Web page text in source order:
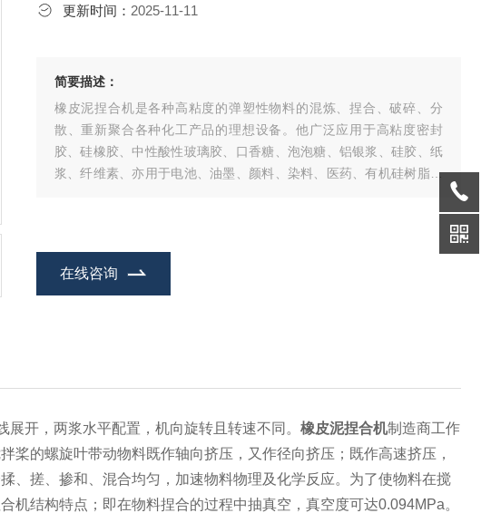
更新时间： 2025-11-11
简要描述：
橡皮泥捏合机是各种高粘度的弹塑性物料的混炼、捏合、破碎、分
散、重新聚合各种化工产品的理想设备。他广泛应用于高粘度密封
胶、硅橡胶、中性酸性玻璃胶、口香糖、泡泡糖、铝银浆、硅胶、纸
浆、纤维素、亦用于电池、油墨、颜料、染料、医药、有机硅树脂、
在线咨询
开，两浆水平配置，机向旋转且转速不同。 橡皮泥捏合机制造商工作
桨的螺旋叶带动物料既作轴向挤压，又作径向挤压；既作高速挤压，
、搓、掺和、混合均匀，加速物料物理及化学反应。为了使物料在搅
结构特点；即在物料捏合的过程中抽真空，真空度可达0.094MPa。